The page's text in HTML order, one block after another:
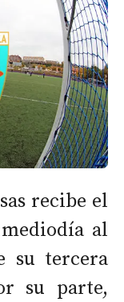
recibe el
al
su tercera
su parte,